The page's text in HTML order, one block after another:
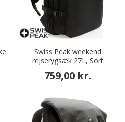
Swiss Peak weekend
rejserygsæk 27L, Sort
759,00 kr.